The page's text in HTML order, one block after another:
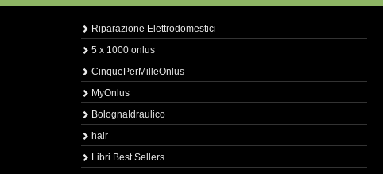
Riparazione Elettrodomestici
5 x 1000 onlus
CinquePerMilleOnlus
MyOnlus
BolognaIdraulico
hair
Libri Best Sellers